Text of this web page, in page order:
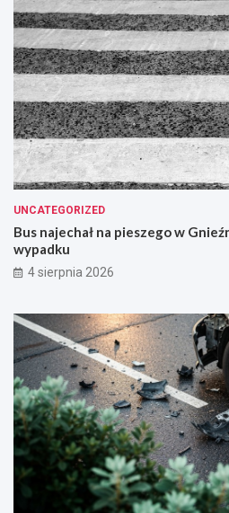
UNCATEGORIZED
Bus najechał na pieszego w
wypadku
4 sierpnia 2026